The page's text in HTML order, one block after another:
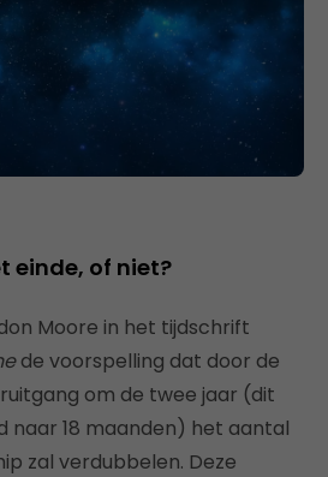
einde, of niet?
Moore in het tijdschrift
de voorspelling dat door de
om de twee jaar (dit
naar 18 maanden) het aantal
zal verdubbelen. Deze